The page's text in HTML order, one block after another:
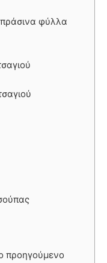
φύλλα
προηγούμενο